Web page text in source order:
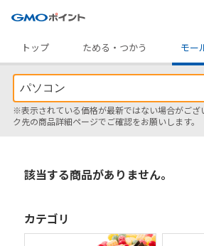
トップ
ためる・つかう モー
※表示されている価格が最新ではない場合がござ
ク先の商品詳細ページでご確認をお願いします。
該当する商品がありません。
カテゴリ